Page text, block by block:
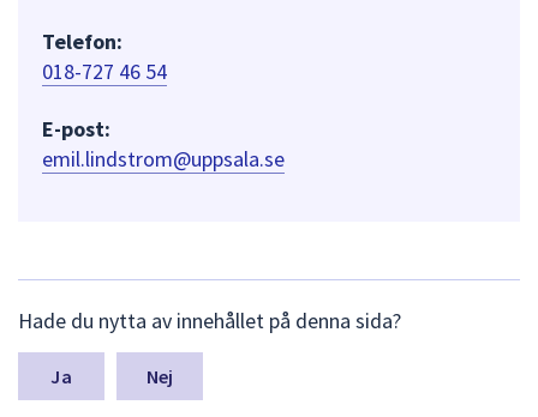
Telefon:
018-727 46 54
E-post:
emil.lindstrom@uppsala.se
ä
m
a
Hade du nytta av innehållet på denna sida?
Nej